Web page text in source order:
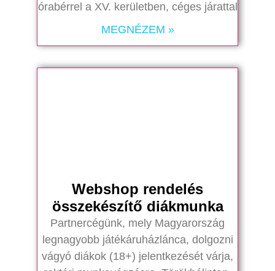
órabérrel a XV. kerületben, céges járattal
MEGNÉZEM »
Webshop rendelés
összekészítő diákmunka
Partnercégünk, mely Magyarország
legnagyobb játékáruházlánca, dolgozni
vágyó diákok (18+) jelentkezését várja,